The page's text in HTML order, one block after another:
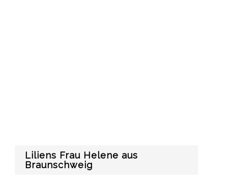
Liliens Frau Helene aus
Braunschweig